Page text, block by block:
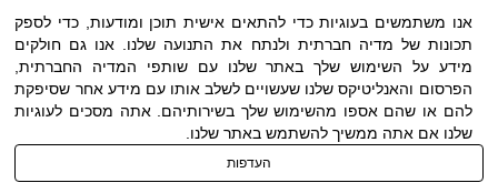
אנו משתמשים בעוגיות כדי להתאים אישית תוכן ומודעות, כדי לספק
תכונות של מדיה חברתית ולנתח את התנועה שלנו. אנו גם חולקים
מידע על השימוש שלך באתר שלנו עם שותפי המדיה החברתית,
הפרסום והאנליטיקס שלנו שעשויים לשלב אותו עם מידע אחר שסיפקת
להם או שהם אספו מהשימוש שלך בשירותיהם. אתה מסכים לעוגיות
שלנו אם אתה ממשיך להשתמש באתר שלנו.
העדפות